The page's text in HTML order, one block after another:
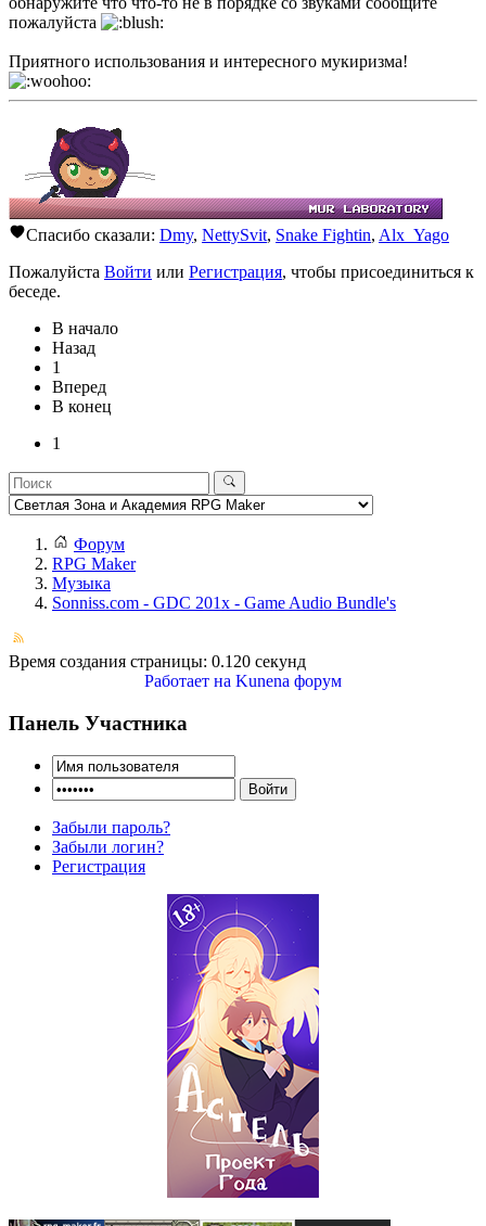
пожалуйста
Приятного использования и интересного мукиризма!
Спасибо сказали: Dmy, NettySvit, Snake Fightin, Alx_Yago
Пожалуйста Войти или Регистрация, чтобы присоединиться к
беседе.
В начало
Назад
1
Вперед
В конец
1
Форум
RPG Maker
Музыка
Sonniss.com - GDC 201x - Game Audio Bundle's
Время создания страницы: 0.120 секунд
Работает на Kunena форум
Панель Участника
Забыли пароль?
Забыли логин?
Регистрация